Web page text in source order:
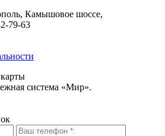
Камышовое шоссе,
79-63
система «Мир».